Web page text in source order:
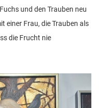
und den Trauben neu
einer Frau, die Trauben als
die Frucht nie